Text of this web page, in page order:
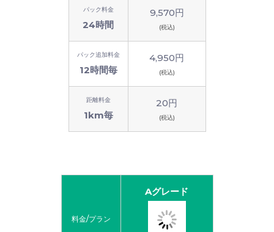
パック料金
24時間
9,570円
(税込)
パック追加料金
12時間毎
4,950円
(税込)
距離料金
1km毎
20円
(税込)
料金/プラン
Aグレード